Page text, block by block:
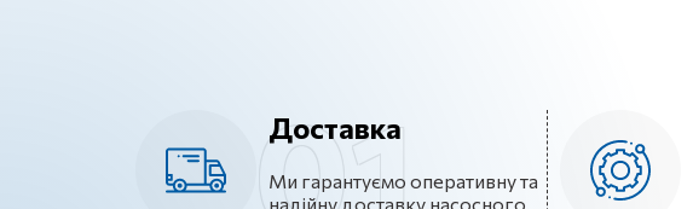
Доставка
Ми гарантуємо оперативну та
надійну доставку насосного